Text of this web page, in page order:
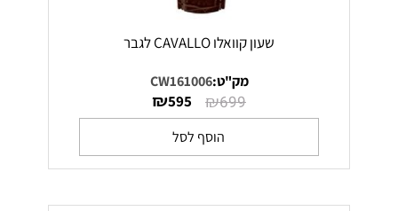
שעון קוואלו CAVALLO לגבר
מק"ט:CW161006
₪699
₪595
הוסף לסל